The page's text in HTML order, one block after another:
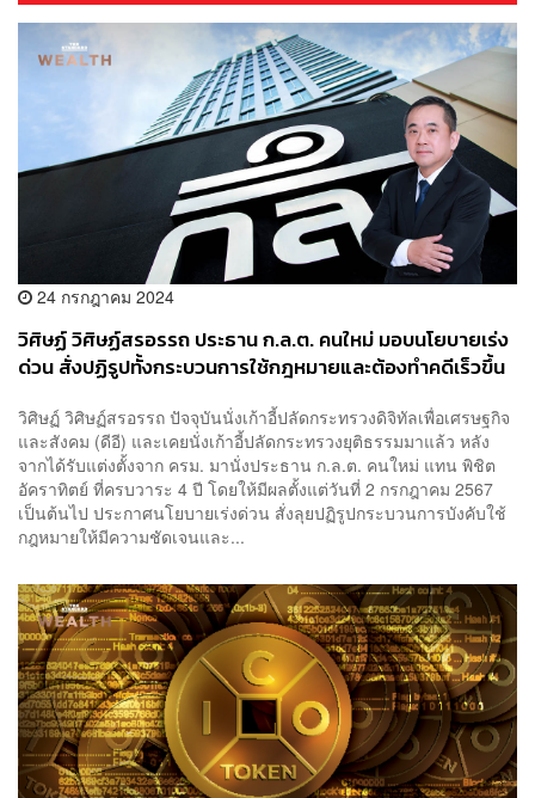
24 กรกฎาคม 2024
วิศิษฏ์ วิศิษฏ์สรอรรถ ประธาน ก.ล.ต. คนใหม่ มอบนโยบายเร่ง
ด่วน สั่งปฏิรูปทั้งกระบวนการใช้กฎหมายและต้องทำคดีเร็วขึ้น
วิศิษฏ์ วิศิษฏ์สรอรรถ ปัจจุบันนั่งเก้าอี้ปลัดกระทรวงดิจิทัลเพื่อเศรษฐกิจ
และสังคม (ดีอี) และเคยนั่งเก้าอี้ปลัดกระทรวงยุติธรรมมาแล้ว หลัง
จากได้รับแต่งตั้งจาก ครม. มานั่งประธาน ก.ล.ต. คนใหม่ แทน พิชิต
อัคราทิตย์ ที่ครบวาระ 4 ปี โดยให้มีผลตั้งแต่วันที่ 2 กรกฎาคม 2567
เป็นต้นไป ประกาศนโยบายเร่งด่วน สั่งลุยปฏิรูปกระบวนการบังคับใช้
กฎหมายให้มีความชัดเจนและ...